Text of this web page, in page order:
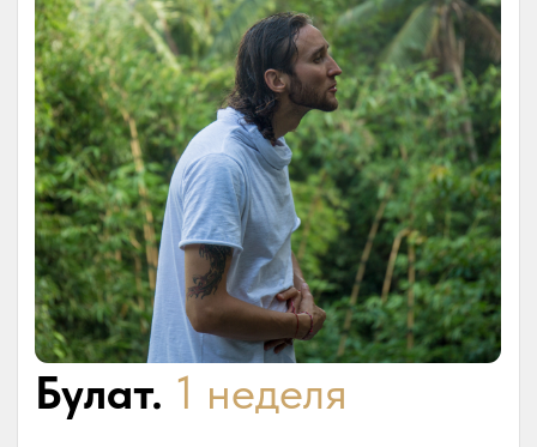
Долголет.3 неделя
Комплекс для продления жизни,
укрепления здоровья, очищения
органов, желез, энергоцентров. Даёт
ясность сознания и осознанное
внимание.
Результат: После освоения
комплекса вы ощутите прилив
жизненной силы, которой давно
не испытывали. У вас начнут
укрепляться внутренние органы,
очищаться железы и энергоцентры —